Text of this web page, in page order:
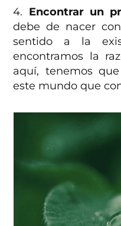
4. Encontrar un
debe de nacer
sentido a la
encontramos la
aquí, tenemos
este mundo que